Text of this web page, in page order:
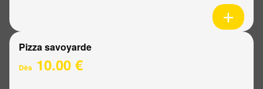
Pizza savoyarde
Dès 10.00 €